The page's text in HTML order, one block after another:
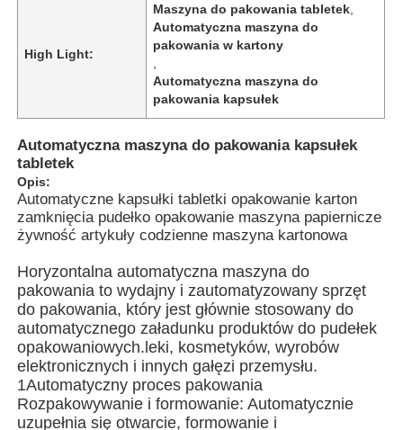
Do domu
Produkty
filmy
High Light:
Maszyna do pakowania tabletek
Automatyczna maszyna do
pakowania w kartony
Automatyczna maszyna do
pakowania kapsułek
Automatyczna maszyna do pakowania kapsułek
tabletek
Opis:
Automatyczne kapsułki tabletki opakowanie karton
zamknięcia pudełko opakowanie maszyna papiernicze
żywność artykuły codzienne maszyna kartonowa
Horyzontalna automatyczna maszyna do
pakowania to wydajny i zautomatyzowany sprzęt
do pakowania, który jest głównie stosowany do
automatycznego załadunku produktów do pudełek
opakowaniowych.leki, kosmetyków, wyrobów
elektronicznych i innych gałęzi przemysłu.
1Automatyczny proces pakowania
Rozpakowywanie i formowanie: Automatycznie
uzupełnia się otwarcie, formowanie i